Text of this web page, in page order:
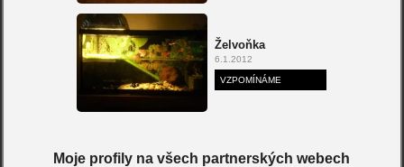
Želvoňka
6.1.2012
VZPOMÍNÁME
Moje profily na všech partnerských webech